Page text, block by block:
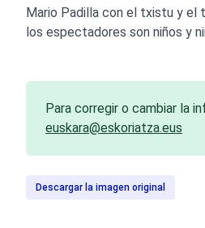
Mario Padilla con el txistu y el
los espectadores son niños y
Para corregir o cambiar la
euskara@eskoriatza.eus
Descargar la imagen original